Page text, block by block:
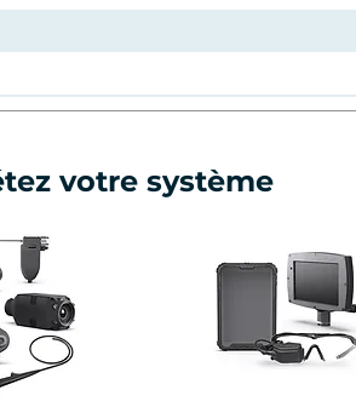
votre système